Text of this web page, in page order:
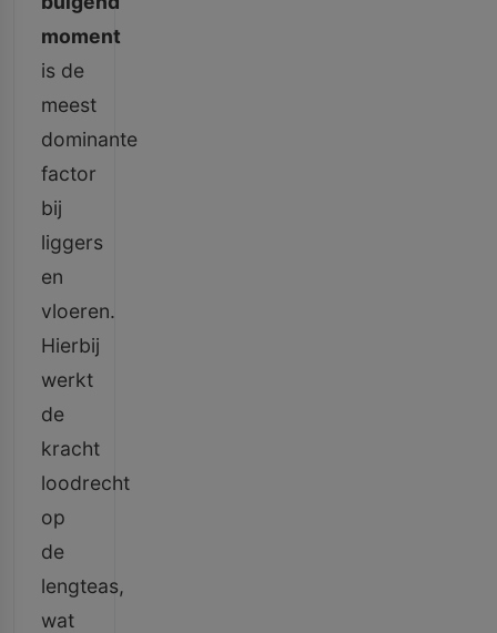
moment
is de
meest
dominante
factor
bij
liggers
en
vloeren.
Hierbij
werkt
de
kracht
loodrecht
op
de
lengteas,
wat